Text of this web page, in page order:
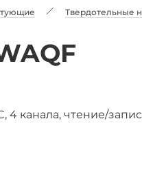
Твердотельные
4 канала, чтение/